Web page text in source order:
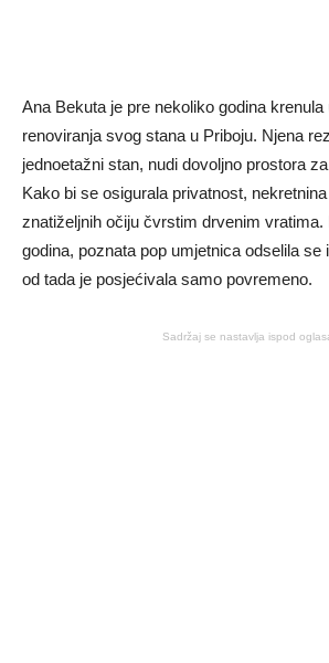
Ana Bekuta je pre nekoliko godina
renoviranja svog stana u Priboju. Njena
jednoetažni stan, nudi dovoljno prostora
Kako bi se osigurala privatnost,
znatiželjnih očiju čvrstim drvenim vratima.
godina, poznata pop umjetnica odselila se
od tada je posjećivala samo povremeno.
Sadržaj se nastavlja ispod